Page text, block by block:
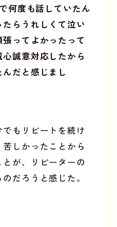
何度も話していたん
らうれしくて泣い
ってよかったって
誠意対応したから
だと感じまし
もリピートを続け
しかったことから
が、リピーターの
だろうと感じた。